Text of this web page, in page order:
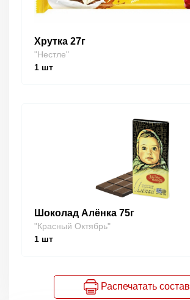
Хрутка 27г
"Нестле"
1 шт
Шоколад Алёнка 75г
"Красный Октябрь"
1 шт
Распечатать состав